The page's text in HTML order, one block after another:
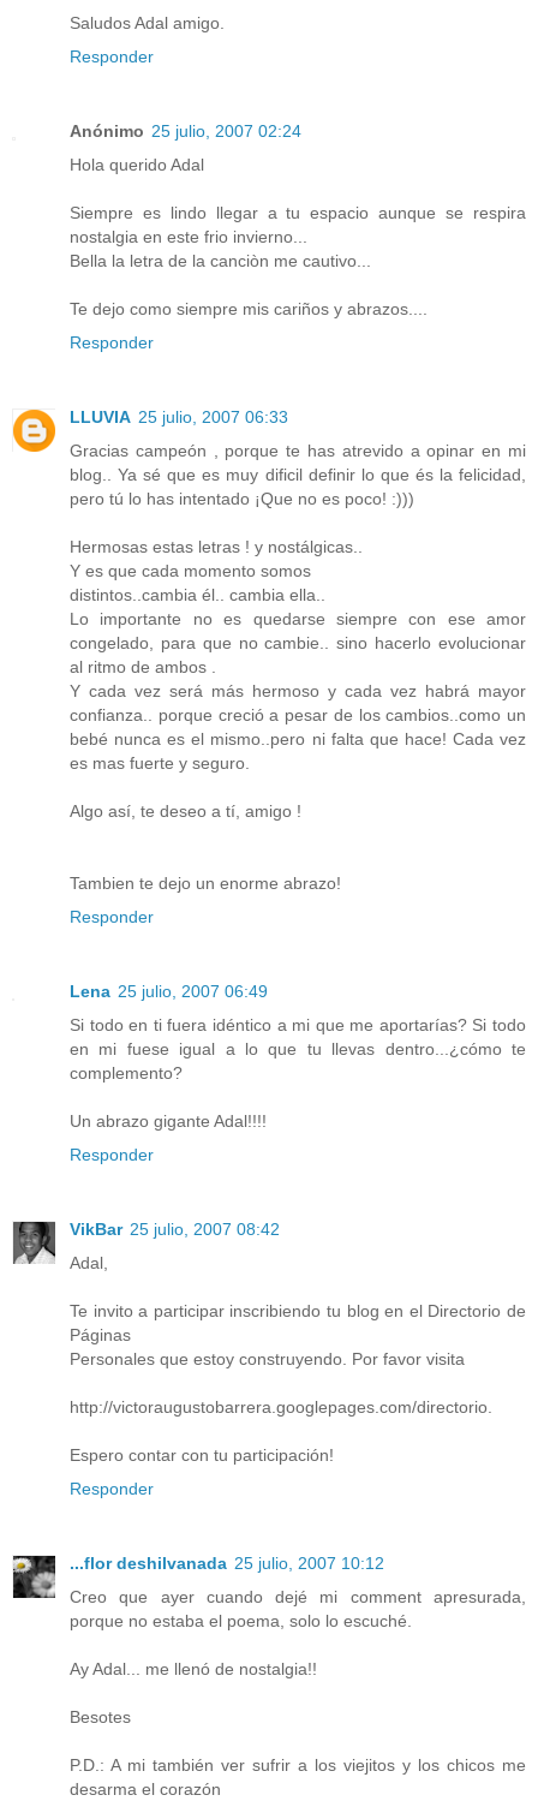
Saludos Adal amigo.
Responder
Anónimo 25 julio, 2007 02:24
Hola querido Adal
Siempre es lindo llegar a tu espacio aunque se respira
nostalgia en este frio invierno...
Bella la letra de la canciòn me cautivo...
Te dejo como siempre mis cariños y abrazos....
Responder
LLUVIA 25 julio, 2007 06:33
Gracias campeón , porque te has atrevido a opinar en mi
blog.. Ya sé que es muy dificil definir lo que és la felicidad,
pero tú lo has intentado ¡Que no es poco! :)))
Hermosas estas letras ! y nostálgicas..
Y es que cada momento somos
distintos..cambia él.. cambia ella..
Lo importante no es quedarse siempre con ese amor
congelado, para que no cambie.. sino hacerlo evolucionar
al ritmo de ambos .
Y cada vez será más hermoso y cada vez habrá mayor
confianza.. porque creció a pesar de los cambios..como un
bebé nunca es el mismo..pero ni falta que hace! Cada vez
es mas fuerte y seguro.
Algo así, te deseo a tí, amigo !
Tambien te dejo un enorme abrazo!
Responder
Lena 25 julio, 2007 06:49
Si todo en ti fuera idéntico a mi que me aportarías? Si todo
en mi fuese igual a lo que tu llevas dentro...¿cómo te
complemento?
Un abrazo gigante Adal!!!!
Responder
VikBar 25 julio, 2007 08:42
Adal,
Te invito a participar inscribiendo tu blog en el Directorio de
Páginas
Personales que estoy construyendo. Por favor visita
http://victoraugustobarrera.googlepages.com/directorio.
Espero contar con tu participación!
Responder
...flor deshilvanada 25 julio, 2007 10:12
Creo que ayer cuando dejé mi comment apresurada,
porque no estaba el poema, solo lo escuché.
Ay Adal... me llenó de nostalgia!!
Besotes
P.D.: A mi también ver sufrir a los viejitos y los chicos me
desarma el corazón